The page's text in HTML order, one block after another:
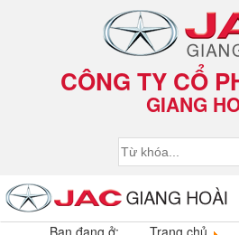
CÔNG TY CỔ
GIANG